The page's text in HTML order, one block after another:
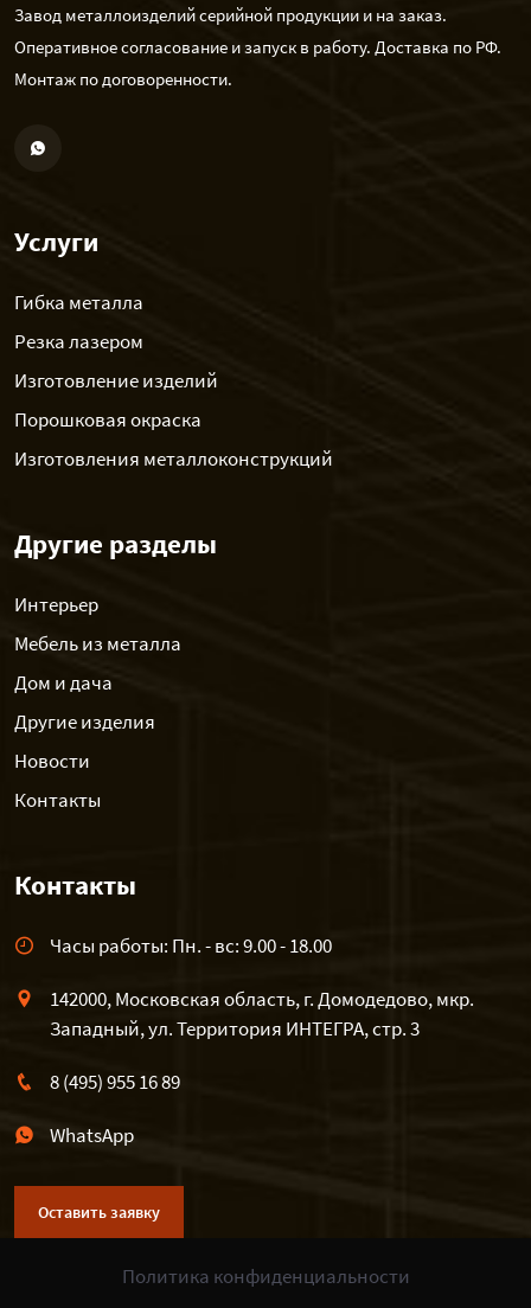
Завод металлоизделий серийной продукции и на заказ.
Оперативное согласование и запуск в работу. Доставка по РФ.
Монтаж по договоренности.
Услуги
Гибка металла
Резка лазером
Изготовление изделий
Порошковая окраска
Изготовления металлоконструкций
Другие разделы
Интерьер
Мебель из металла
Дом и дача
Другие изделия
Новости
Контакты
Контакты
Часы работы: Пн. - вс: 9.00 - 18.00
142000, Московская область, г. Домодедово, мкр.
Западный, ул. Территория ИНТЕГРА, стр. 3
8 (495) 955 16 89
WhatsApp
Оставить заявку
Политика конфиденциальности